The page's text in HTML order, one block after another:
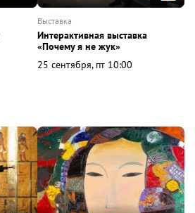
выставка
Интерактивная выставка
«Почему я не жук»
25 сентября, пт 10:00